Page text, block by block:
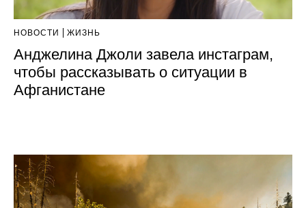
НОВОСТИ ЖИЗНЬ
Анджелина Джоли завела инстаграм,
чтобы рассказывать о ситуации в
Афганистане